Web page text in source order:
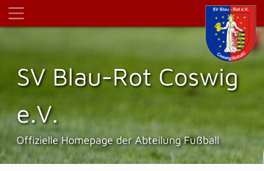
SV Blau-Rot Coswig
e.V.
Offizielle Homepage der Abteilung Fußball